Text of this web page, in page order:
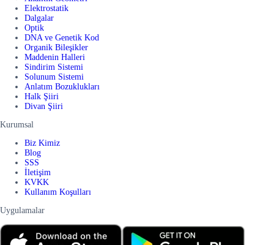
Elektrostatik
Dalgalar
Optik
DNA ve Genetik Kod
Organik Bileşikler
Maddenin Halleri
Sindirim Sistemi
Solunum Sistemi
Anlatım Bozuklukları
Halk Şiiri
Divan Şiiri
Kurumsal
Biz Kimiz
Blog
SSS
İletişim
KVKK
Kullanım Koşulları
Uygulamalar